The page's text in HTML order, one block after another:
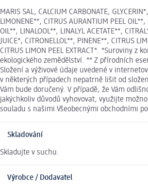
MARIS SAL, CALCIUM CARBONATE,
LIMONENE**, CITRUS AURANTIUM PEEL OIL**,
OIL**, LINALOOL**, LINALYL ACETATE**,
JUICE*, CITRONELLOL**, PINENE**, CITRUS
CITRUS LIMON PEEL EXTRACT*. *Suroviny z
ekologického zemědělství. ** Z přírodních
Složení a výživové údaje uvedené v
v některých případech nepatrně lišit od
Vám bude doručený. V případě, že Vám
jakýchkoliv důvodů vyhovovat, využijte
souladu s našimi Všeobecnými obchodními
Skladování
Skladujte v suchu.
Výrobce / Dodavatel